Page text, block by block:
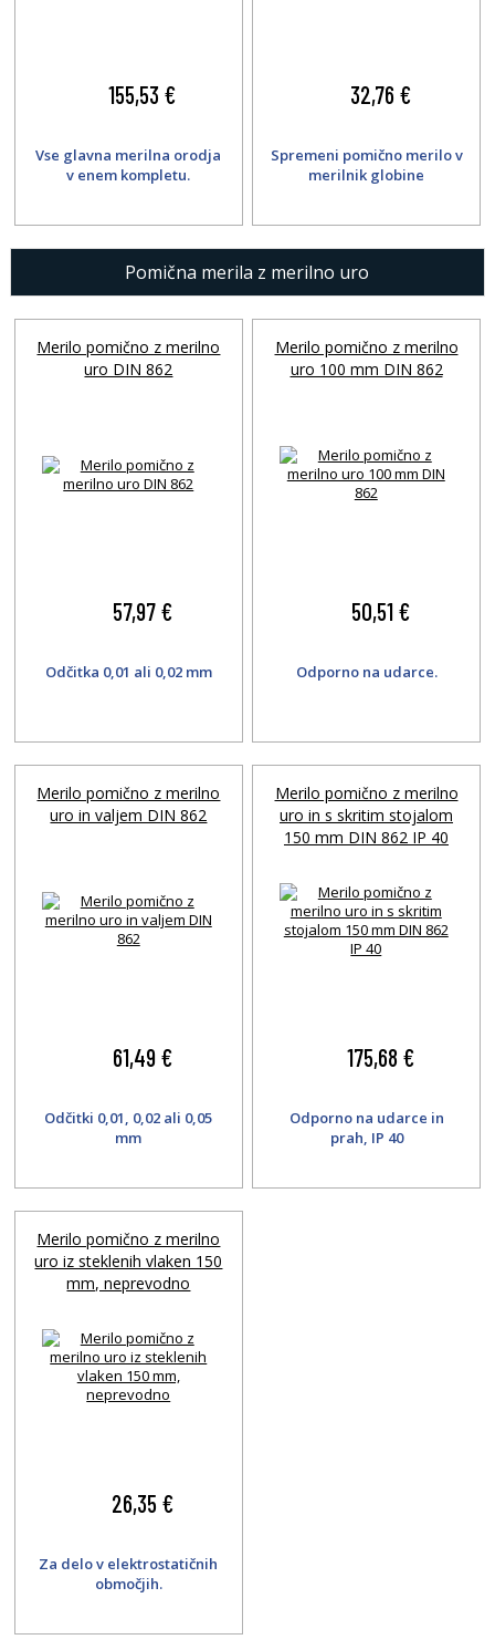
155,53 €
Vse glavna merilna orodja
v enem kompletu.
32,76 €
Spremeni pomično merilo v
merilnik globine
Pomična merila z merilno uro
Merilo pomično z merilno
uro DIN 862
57,97 €
Odčitka 0,01 ali 0,02 mm
Merilo pomično z merilno
uro 100 mm DIN 862
50,51 €
Odporno na udarce.
Merilo pomično z merilno
uro in valjem DIN 862
61,49 €
Odčitki 0,01, 0,02 ali 0,05
mm
Merilo pomično z merilno
uro in s skritim stojalom
150 mm DIN 862 IP 40
175,68 €
Odporno na udarce in
prah, IP 40
Merilo pomično z merilno
uro iz steklenih vlaken 150
mm, neprevodno
26,35 €
Za delo v elektrostatičnih
območjih.